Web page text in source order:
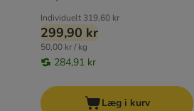
Individuelt 319,60 kr
299,90 kr
50,00 kr / kg
284,91 kr
Læg i kurv